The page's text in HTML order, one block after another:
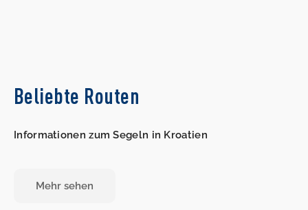
Beliebte Routen
Informationen zum Segeln in Kroatien
Mehr sehen